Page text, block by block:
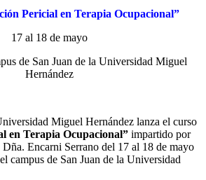
Pericial en Terapia Ocupacional”
17 al 18 de mayo
de San Juan de la Universidad Miguel
Hernández
Miguel Hernández lanza el curso
en Terapia Ocupacional” impartido por
Encarni Serrano del 17 al 18 de mayo
campus de San Juan de la Universidad